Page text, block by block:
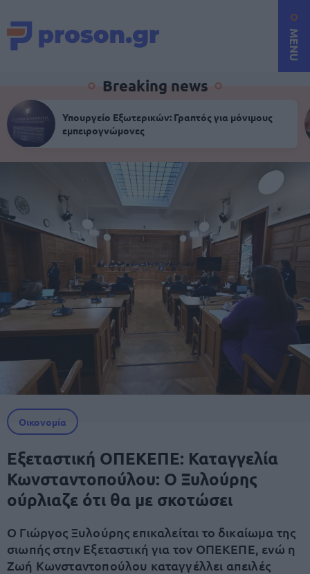
MENU
Breaking news
Υπουργείο Εξωτερικών: Γραπτός για μόνιμους
εμπειρογνώμονες
Οικονομία
Εξεταστική ΟΠΕΚΕΠΕ: Καταγγελία
Κωνσταντοπούλου: Ο Ξυλούρης
ούρλιαζε ότι θα με σκοτώσει
Ο Γιώργος Ξυλούρης επικαλείται το δικαίωμα της
σιωπής στην Εξεταστική για τον ΟΠΕΚΕΠΕ, ενώ η
Ζωή Κωνσταντοπούλου καταγγέλλει απειλές